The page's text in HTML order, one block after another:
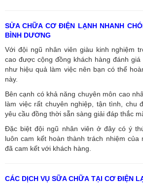
SỬA CHỮA CƠ ĐIỆN LẠNH NHANH
BÌNH DƯƠNG
Với đội ngũ nhân viên giàu kinh nghiệm
cao được cộng đồng khách hàng đánh
như hiệu quả làm việc nên bạn có thể
này.
Bên cạnh có khả năng chuyên môn cao
làm việc rất chuyên nghiệp, tận tình, chu
yêu cầu đồng thời sẵn sàng giải đáp thắc
Đặc biệt đội ngũ nhân viên ở đây có ý
luôn cam kết hoàn thành trách nhiệm
đã cam kết với khách hàng.
CÁC DỊCH VỤ SỮA CHỮA TẠI CƠ ĐIỆN